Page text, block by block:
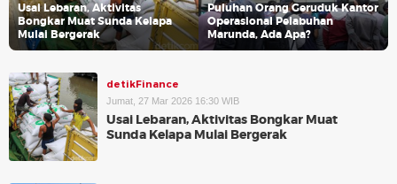
Usai Lebaran, Aktivitas
Bongkar Muat Sunda Kelapa
Mulai Bergerak
Puluhan Orang Geruduk Kantor
Operasional Pelabuhan
Marunda, Ada Apa?
detikFinance
Jumat, 27 Mar 2026 16:30 WIB
Usai Lebaran, Aktivitas Bongkar Muat
Sunda Kelapa Mulai Bergerak